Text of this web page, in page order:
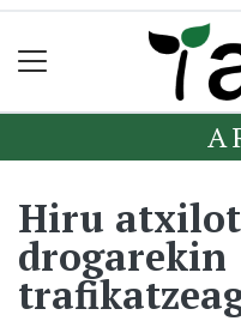
Hiru
drogarekin